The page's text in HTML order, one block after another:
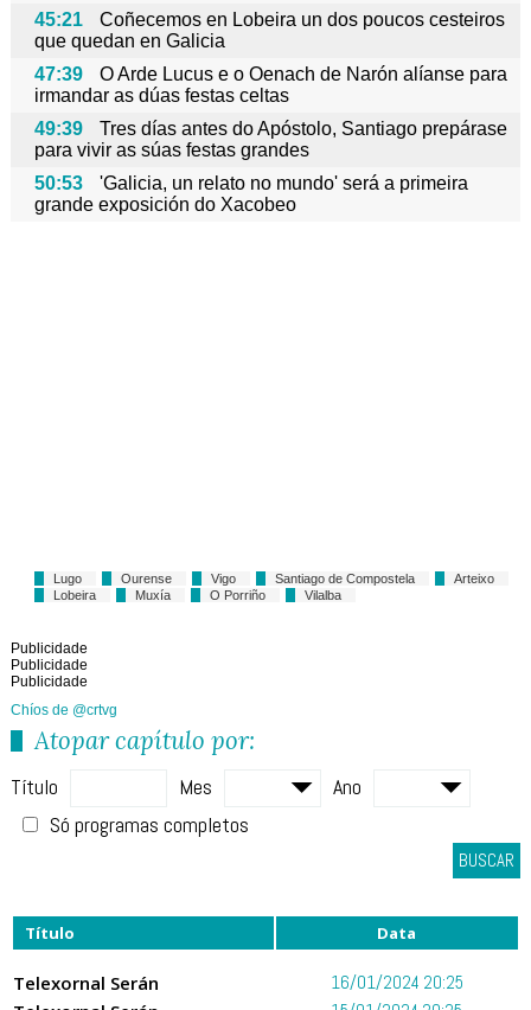
45:21
Coñecemos en Lobeira un dos poucos cesteiros
que quedan en Galicia
47:39
O Arde Lucus e o Oenach de Narón alíanse para
irmandar as dúas festas celtas
49:39
Tres días antes do Apóstolo, Santiago prepárase
para vivir as súas festas grandes
50:53
'Galicia, un relato no mundo' será a primeira
grande exposición do Xacobeo
Lugo Ourense Vigo Santiago de Compostela
Arteixo
Lobeira
Muxía O Porriño Vilalba
Publicidade
Publicidade
Publicidade
Chíos de @crtvg
Atopar capítulo por:
Título Mes
Ano
Só programas completos
BUSCAR
Título Data
Telexornal Serán 16/01/2024 20:25